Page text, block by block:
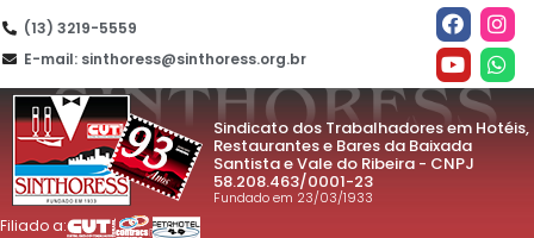
(13) 3219-5559
E-mail: sinthoress@sinthoress.org.br
Sindicato dos Trabalhadores em Hotéis,
Restaurantes e Bares da Baixada
Santista e Vale do Ribeira - CNPJ
58.208.463/0001-23
Fundado em 23/03/1933
Filiado a: